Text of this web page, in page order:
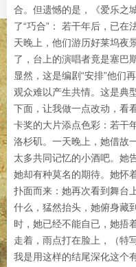
合。但遗憾的是，《爱乐之
了“巧合”： 若干年后，已
天晚上，他们游历好莱坞
了，台上的演唱者竟是塞巴
显然，这是编剧“安排”他们
观众难以产生共情。这是典
下面，让我做一点改动，看
卡奖的大片添点色彩：若干
洛杉矶。一天晚上，她借故
太多共同记忆的小酒吧。她
她却有种莫名的期待。她怀
扑面而来：她再次看到舞台
什么，猛然抬头，她俯身藏
时，她已经不能自已，她捂
走着，雨点打在脸上，（特
我是用这样的结尾深化这个